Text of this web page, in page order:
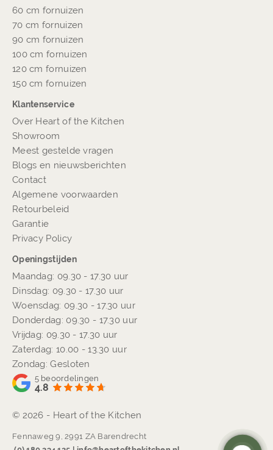
60 cm fornuizen
70 cm fornuizen
90 cm fornuizen
100 cm fornuizen
120 cm fornuizen
150 cm fornuizen
Klantenservice
Over Heart of the Kitchen
Showroom
Meest gestelde vragen
Blogs en nieuwsberichten
Contact
Algemene voorwaarden
Retourbeleid
Garantie
Privacy Policy
Openingstijden
Maandag: 09.30 - 17.30 uur
Dinsdag: 09.30 - 17.30 uur
Woensdag: 09.30 - 17.30 uur
Donderdag: 09.30 - 17.30 uur
Vrijdag: 09.30 - 17.30 uur
Zaterdag: 10.00 - 13.30 uur
Zondag: Gesloten
5beoordelingen
4.8
© 2026 - Heart of the Kitchen
Fennaweg 9, 2991 ZA Barendrecht